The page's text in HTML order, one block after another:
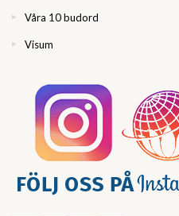
Våra 10 budord
Visum